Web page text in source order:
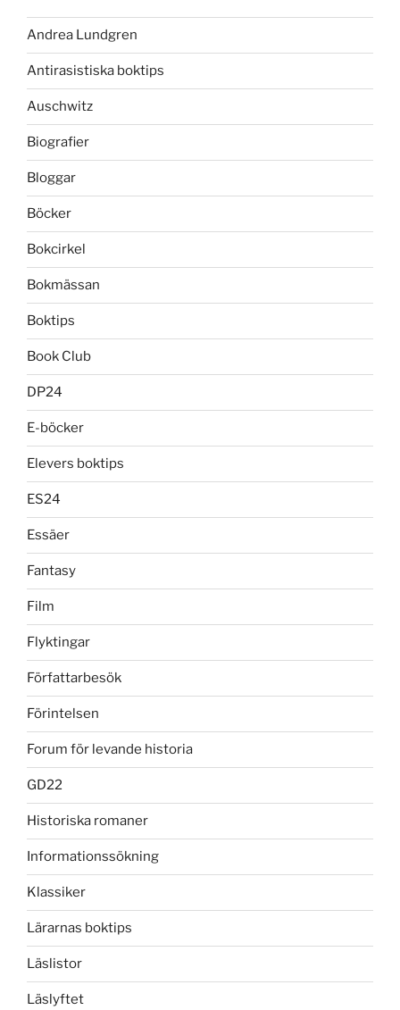
Andrea Lundgren
Antirasistiska boktips
Auschwitz
Biografier
Bloggar
Böcker
Bokcirkel
Bokmässan
Boktips
Book Club
DP24
E-böcker
Elevers boktips
ES24
Essäer
Fantasy
Film
Flyktingar
Författarbesök
Förintelsen
Forum för levande historia
GD22
Historiska romaner
Informationssökning
Klassiker
Lärarnas boktips
Läslistor
Läslyftet